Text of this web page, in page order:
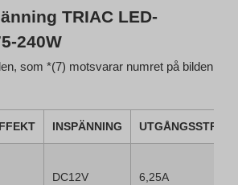
TRIAC LED-
240W
som *(7) motsvarar numret på bilden
INSPÄNNING UTGÅNGSSTRÖM
DC12V 6,25A